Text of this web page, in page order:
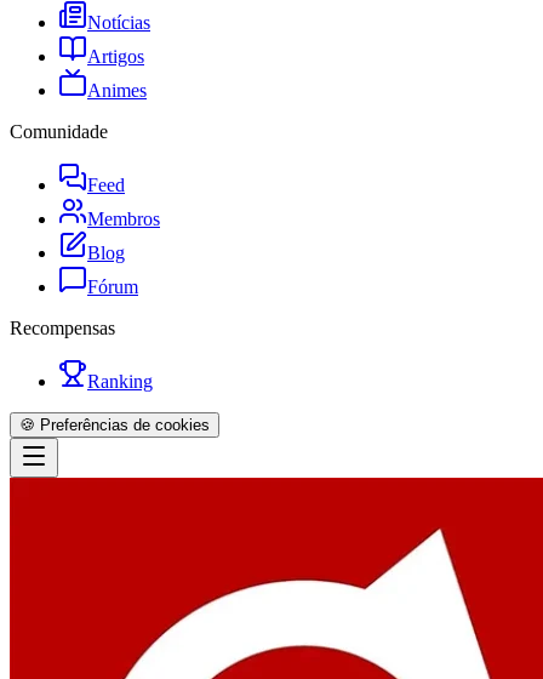
Notícias
Artigos
Animes
Comunidade
Feed
Membros
Blog
Fórum
Recompensas
Ranking
🍪 Preferências de cookies